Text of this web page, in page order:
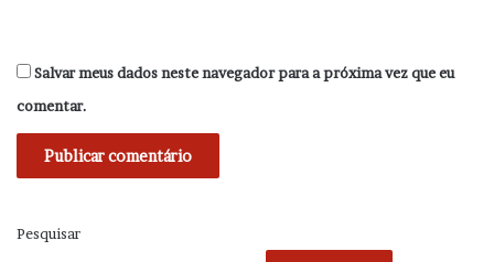
Salvar meus dados neste navegador para a próxima vez que eu
comentar.
Pesquisar